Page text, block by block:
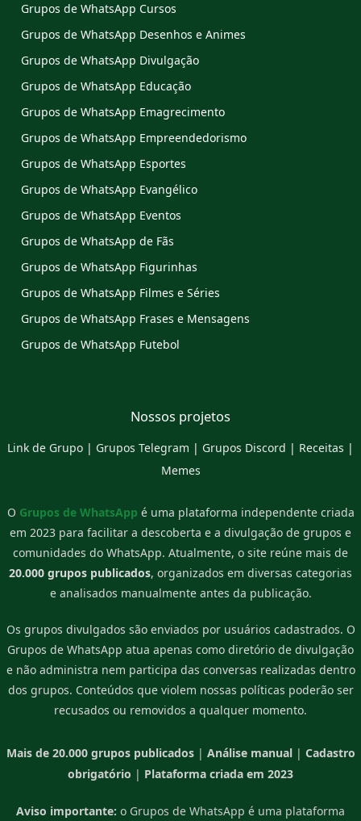
Grupos de WhatsApp Cursos
Grupos de WhatsApp Desenhos e Animes
Grupos de WhatsApp Divulgação
Grupos de WhatsApp Educação
Grupos de WhatsApp Emagrecimento
Grupos de WhatsApp Empreendedorismo
Grupos de WhatsApp Esportes
Grupos de WhatsApp Evangélico
Grupos de WhatsApp Eventos
Grupos de WhatsApp de Fãs
Grupos de WhatsApp Figurinhas
Grupos de WhatsApp Filmes e Séries
Grupos de WhatsApp Frases e Mensagens
Grupos de WhatsApp Futebol
Nossos projetos
Link de Grupo | Grupos Telegram | Grupos Discord | Receitas |
Memes
O Grupos de WhatsApp é uma plataforma independente criada
em 2023 para facilitar a descoberta e a divulgação de grupos e
comunidades do WhatsApp. Atualmente, o site reúne mais de
20.000 grupos publicados, organizados em diversas categorias
e analisados manualmente antes da publicação.
Os grupos divulgados são enviados por usuários cadastrados. O
Grupos de WhatsApp atua apenas como diretório de divulgação
e não administra nem participa das conversas realizadas dentro
dos grupos. Conteúdos que violem nossas políticas poderão ser
recusados ou removidos a qualquer momento.
Mais de 20.000 grupos publicados| Análise manual| Cadastro
obrigatório | Plataforma criada em 2023
Aviso importante: o Grupos de WhatsApp é uma plataforma